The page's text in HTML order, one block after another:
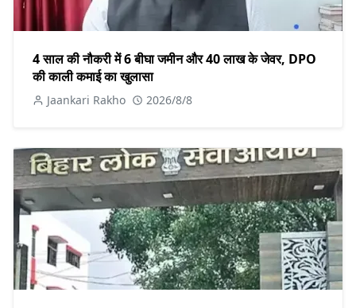
4 साल की नौकरी में 6 बीघा जमीन और 40 लाख के जेवर, DPO
की काली कमाई का खुलासा
Jaankari Rakho 2026/8/8